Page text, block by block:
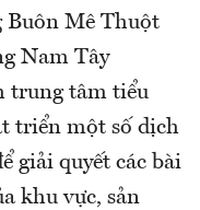
Buôn Mê Thuột
Nam Tây
trung tâm tiểu
triển một số dịch
giải quyết các bài
khu vực, sản